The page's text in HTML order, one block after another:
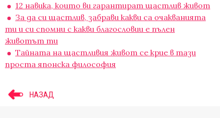
12 навика, които ви гарантират щастлив живот
За да си щастлив, забрави какви са очакванията
ти и си спомни с какви благословии е пълен
животът ти
Тайната на щастливия живот се крие в тази
проста японска философия
НАЗАД